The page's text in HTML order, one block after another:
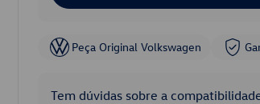
Peça Original Volkswagen
Tem dúvidas sobre a